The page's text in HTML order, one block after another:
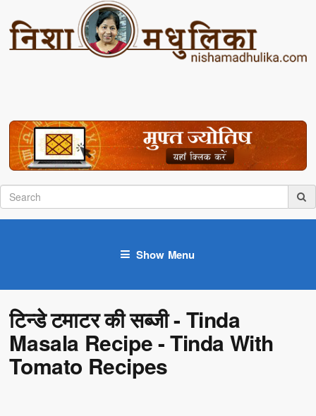
Show Menu
टिन्डे टमाटर की सब्जी - Tinda
Masala Recipe - Tinda With
Tomato Recipes